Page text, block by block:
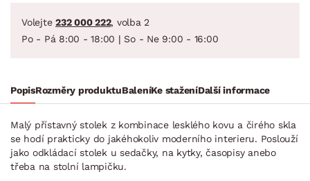
Volejte 232 000 222, volba 2
Po - Pá 8:00 - 18:00 | So - Ne 9:00 - 16:00
PopisRozměry produktuBaleníKe staženíDalší informace
Malý přístavný stolek z kombinace lesklého kovu a čirého skla
se hodí prakticky do jakéhokoliv moderního interieru. Poslouží
jako odkládací stolek u sedačky, na kytky, časopisy anebo
třeba na stolní lampičku.